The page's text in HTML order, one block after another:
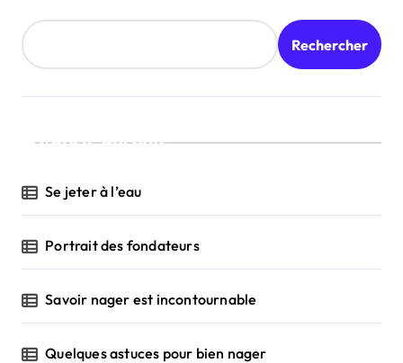
Rechercher
Posts Récents
Se jeter à l’eau
Portrait des fondateurs
Savoir nager est incontournable
Quelques astuces pour bien nager